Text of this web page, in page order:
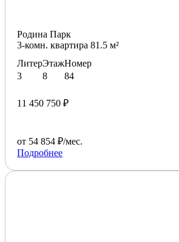
Родина Парк
3-комн. квартира 81.5 м²
Литер
3
Этаж
8
Номер
84
11 450 750 ₽
от 54 854 ₽/мес.
Подробнее